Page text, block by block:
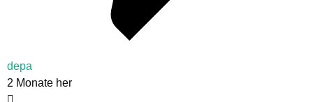
depa
2 Monate her